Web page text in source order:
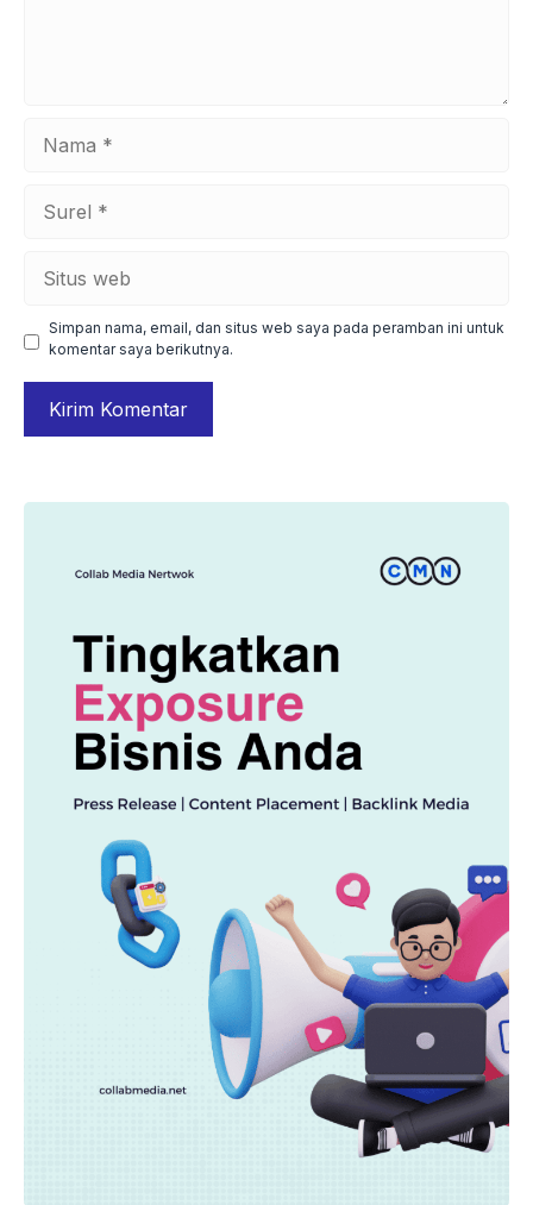
web
Simpan nama, email, dan situs web saya pada peramban ini untuk
komentar saya berikutnya.